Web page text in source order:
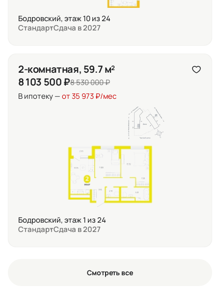
Бодровский, этаж 10 из 24
СтандартСдача в 2027
2-комнатная, 59.7 м²
8 103 500 ₽8 530 000 ₽
В ипотеку —от 35 973 ₽/мес
Бодровский, этаж 1 из 24
СтандартСдача в 2027
Смотреть все